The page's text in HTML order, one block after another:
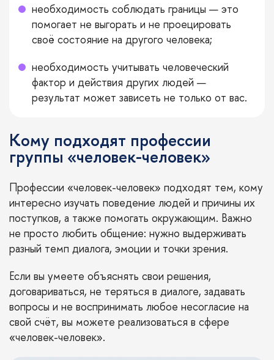
необходимость соблюдать границы — это
помогает не выгорать и не проецировать
своё состояние на другого человека;
необходимость учитывать человеческий
фактор и действия других людей —
результат может зависеть не только от вас.
Кому подходят профессии
группы «человек-человек»
Профессии «человек-человек» подходят тем, кому
интересно изучать поведение людей и причины их
поступков, а также помогать окружающим. Важно
не просто любить общение: нужно выдерживать
разный темп диалога, эмоции и точки зрения.
Если вы умеете объяснять свои решения,
договариваться, не теряться в диалоге, задавать
вопросы и не воспринимать любое несогласие на
свой счёт, вы можете реализоваться в сфере
«человек-человек».